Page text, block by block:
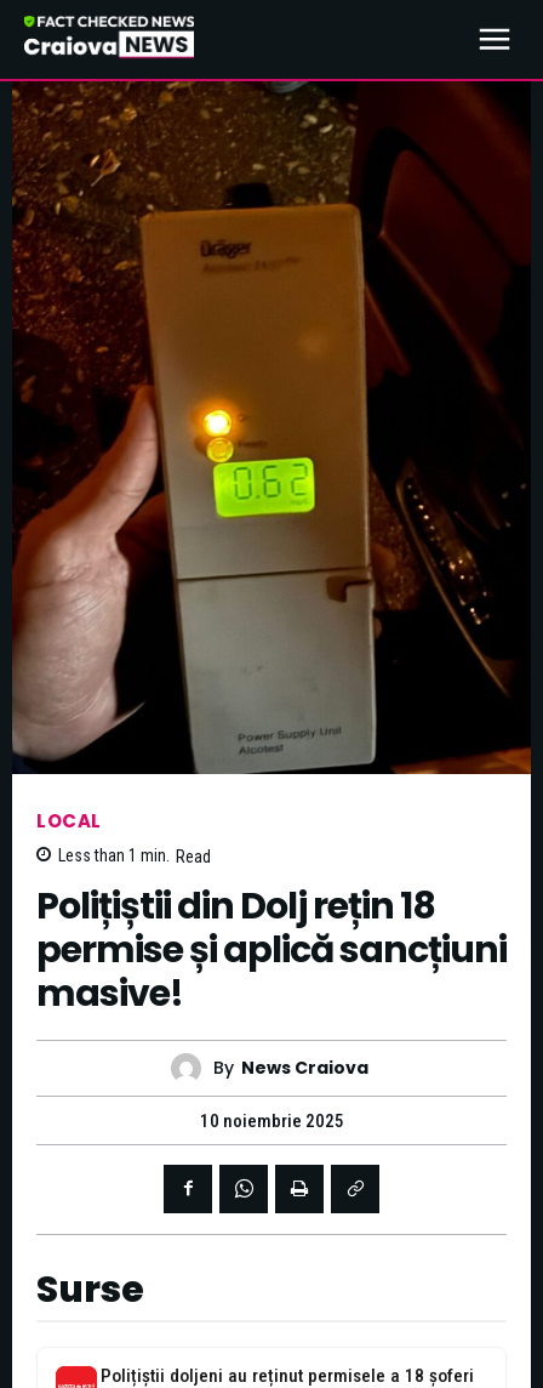
LOCAL
Less than 1 min. Read
Polițiștii din Dolj rețin 18
permise și aplică sancțiuni
masive!
By News Craiova
10 noiembrie 2025
Surse
Polițiștii doljeni au reținut permisele a 18 șoferi